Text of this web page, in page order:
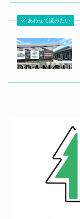
あわせて読みたい